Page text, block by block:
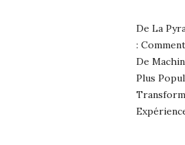
De La
:
De
Plus